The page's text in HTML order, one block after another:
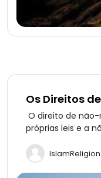
Os Direitos
Islã (parte 7
Seguirem
O direito de
próprias leis e a
IslamReligion